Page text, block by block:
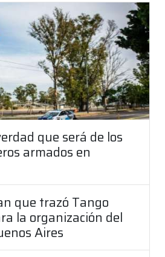
que será de los
armados en
que trazó Tango
la organización del
Aires